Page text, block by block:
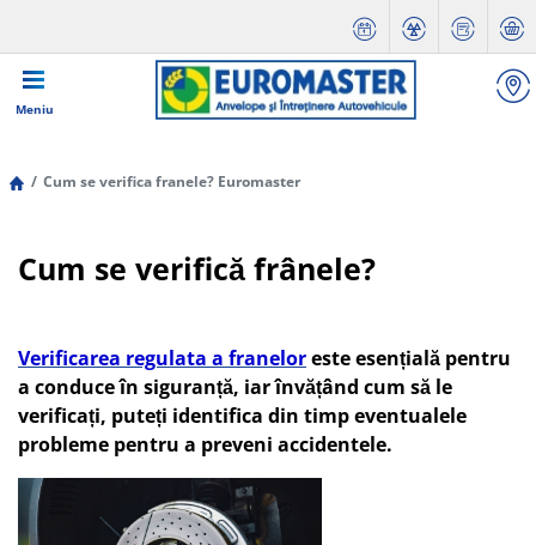
Meniu
Cum se verifica franele? Euromaster
Cum se verifică frânele?
Verificarea regulata a franeloreste esențială pentru
a conduce în siguranță, iar învățând cum să le
verificați, puteți identifica din timp eventualele
probleme pentru a preveni accidentele.